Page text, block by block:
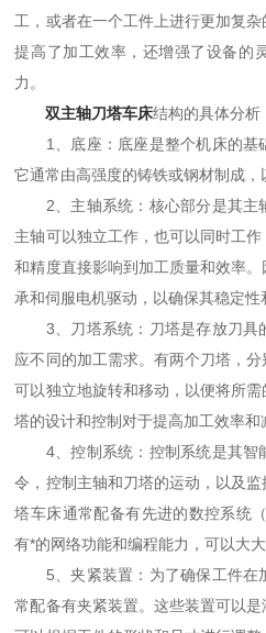
工，或者在一个工件上进行更加复
提高了加工效率，还增强了设备的
力。
双主轴刀塔车床结构的具体分析
1、底座：底座是整个机床的基
它通常由高强度的铸铁或钢材制成，
2、主轴系统：核心部分是其主
主轴可以独立工作，也可以同时工
和精度直接影响到加工质量和效率
承和伺服电机驱动，以确保其稳定性
3、刀塔系统：刀塔是存放刀具
应不同的加工需求。有两个刀塔，
可以独立地旋转和移动，以便将所
塔的设计和控制对于提高加工效率和
4、控制系统：控制系统是其智
令，控制主轴和刀塔的运动，以及
塔车床通常配备有先进的数控系统
有*的网络功能和编程能力，可以大
5、夹紧装置：为了确保工件在
常配备有夹紧装置。这些装置可以